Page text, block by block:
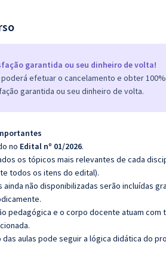
garantida ou seu dinheiro de volta!
efetuar o cancelamento e obter
garantida ou seu dinheiro de volta.
no Edital nº 01/2026.
os tópicos mais relevantes de cada
todos os itens do edital).
ainda não disponibilizadas serão incluídas
pedagógica e o corpo docente atuam
das aulas pode seguir a lógica didática do